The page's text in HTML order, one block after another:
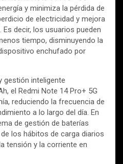
y minimiza la pérdida de
de electricidad y mejora
decir, los usuarios pueden
tiempo, disminuyendo la
enchufado por
gestión inteligente
el Redmi Note 14 Pro+ 5G
reduciendo la frecuencia de
a lo largo del día. En
de gestión de baterías
los hábitos de carga diarios
tensión y la corriente en